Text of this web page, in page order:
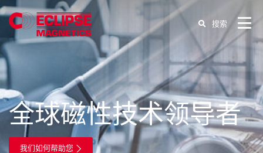
磁性过滤系统
异物分离系统
磁性起重与搬运设备
标准磁铁和磁性工具
资源中心
产品视频
公司介绍
关于我们
工作机会
新闻资讯
联系我们
搜索
全球磁性技术领导者
我们如何帮助您